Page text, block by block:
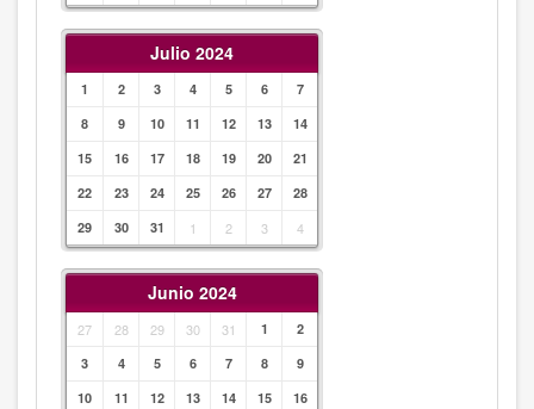
Julio 2024
1 2 3 4 5 6
7
8
9 10 11 12 13
14
15
16 17 18 19 20
21
22
23 24 25 26 27
28
29
30 31 1 2 3 4
Junio 2024
27 28 29 30 31 1
2
3
4 5 6 7 8
9
10
11 12 13 14 15
16